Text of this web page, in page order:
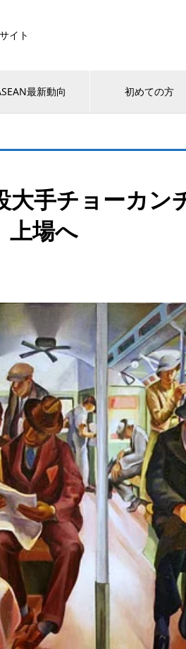
イト
最新動向 初めての方
大手チョーカン
上場へ